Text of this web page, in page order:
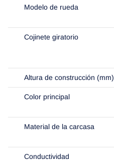
Modelo de rueda
Cojinete giratorio
Altura de construcción (mm)
Color principal
Material de la carcasa
Conductividad